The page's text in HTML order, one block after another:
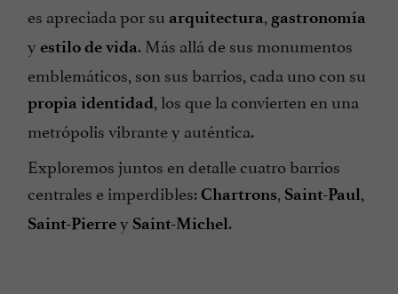
es apreciada por su arquitectura, gastronomía
y estilo de vida. Más allá de sus monumentos
emblemáticos, son sus barrios, cada uno con su
propia identidad, los que la convierten en una
metrópolis vibrante y auténtica.
Exploremos juntos en detalle cuatro barrios
centrales e imperdibles:Chartrons, Saint-Paul,
Saint-Pierrey Saint-Michel.